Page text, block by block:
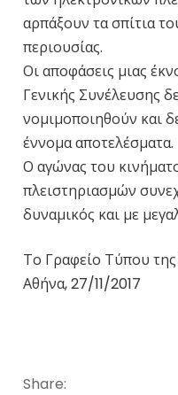
αρπάξουν τα σπίτια
περιουσίας.
Οι αποφάσεις μιας
Γενικής Συνέλευσης
νομιμοποιηθούν και
έννομα αποτελέσματα.
Ο αγώνας του
πλειστηριασμών
δυναμικός και με
Το Γραφείο Τύπου
Αθήνα, 27/11/2017
Share: